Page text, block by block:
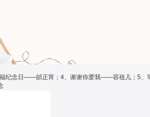
纪念日——邰正宵；4、谢谢你爱我——容祖儿；5